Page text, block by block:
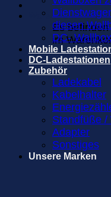
Warenkorb /0,00€
Es
im
diesen
DC-
Mobile
DC-Ladestationen
Zubehör
Ladekabel
Kabelhalter
Standfüße /
Adapter
Sonstiges
Unsere Marken